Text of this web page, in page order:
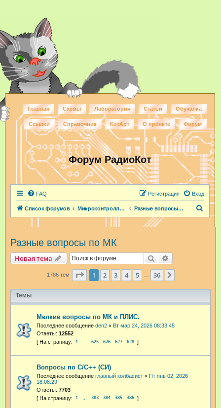
Главная Схемы Лаборатория Статьи Обучалка
Ссылки Справочник КотАрт О проекте Форум
Форум РадиоКот
FAQ Вход
Регистрация
Список форумов Микроконтроллеры и ПЛИС Разные вопросы по МК
Разные вопросы по МК
Новая тема Поиск
1786 тем Страница из 36
1 2 3 4 5 36
Темы
Мелкие вопросы по МК и ПЛИС.
Последнее сообщение den2 « Вт мар 24, 2026 08:33:45
Ответы: 12552
1 … 625 626 627 628
Вопросы по С/С++ (СИ)
Последнее сообщение главный колбасист « Пт янв 02, 2026
18:08:29
Ответы: 7703
1 383 384 385 386